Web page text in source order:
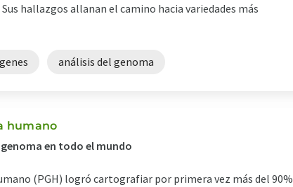
hallazgos allanan el camino hacia variedades más
análisis del genoma
humano
en todo el mundo
(PGH) logró cartografiar por primera vez más del 90%